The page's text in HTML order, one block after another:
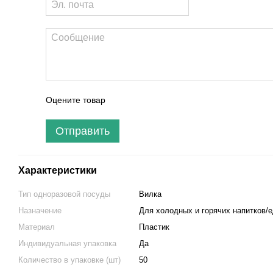
Оцените товар
Отправить
Характеристики
Тип одноразовой посуды
Вилка
Назначение
Для холодных и горячих напитков/
Материал
Пластик
Индивидуальная упаковка
Да
Количество в упаковке (шт)
50